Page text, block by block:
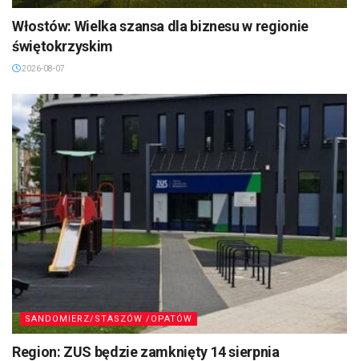
Włostów: Wielka szansa dla biznesu w regionie
świętokrzyskim
2026-08-07
SANDOMIERZ/STASZÓW /OPATÓW
Region: ZUS będzie zamknięty 14 sierpnia